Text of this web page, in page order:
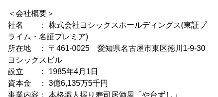
＜会社概要＞
社名 ： 株式会社ヨシックスホールディングス(東証プ
ライム・名証プレミア)
所在地 ： 〒461-0025 愛知県名古屋市東区徳川1-9-30
ヨシックスビル
設立 ： 1985年4月1日
資本金 ： 3億6,135万5千円
事業内容： 本格職人握り寿司居酒屋「や台ずし」、